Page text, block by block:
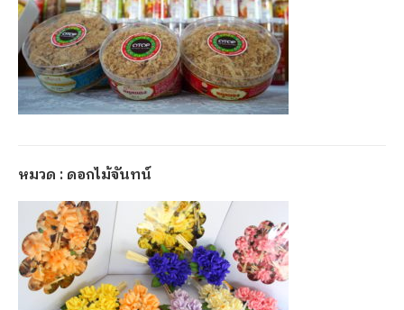
หมวด : ดอกไม้จันทน์